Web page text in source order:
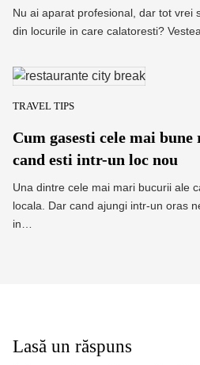
Nu ai aparat profesional, dar tot vrei
din locurile in care calatoresti?
TRAVEL TIPS
Cum gasesti cele mai
cand esti intr-un loc nou
Una dintre cele mai mari bucurii ale
locala. Dar cand ajungi intr-un oras
in…
Lasă un răspuns